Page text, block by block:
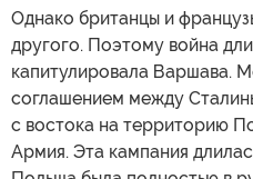
Однако британцы и
другого. Поэтому война
капитулировала Варшава.
соглашением между
с востока на территорию
Армия. Эта кампания